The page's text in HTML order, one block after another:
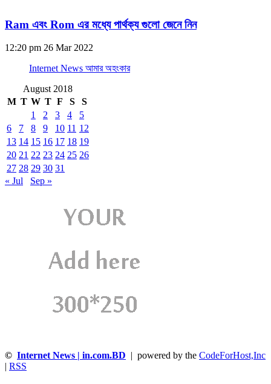
Ram এবং Rom এর মধ্যে পার্থক্য গুলো জেনে নিন
12:20 pm 26 Mar 2022
Internet News আমার অহংকার
August 2018
M T W T F S
S
1
2 3 4
5
6
7 8 9 10 11 12
13 14 15 16 17 18 19
20 21 22 23 24 25 26
27 28 29 30 31
« Jul
Sep »
© Internet News | in.com.BD | powered by the CodeForHost,Inc
RSS